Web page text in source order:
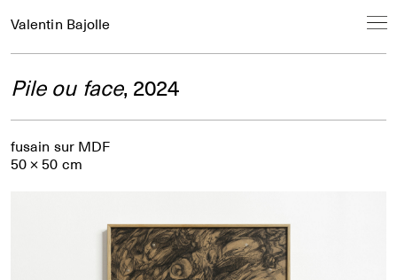
Valentin Bajolle
Pile ou face, 2024
fusain sur MDF
50 × 50 cm